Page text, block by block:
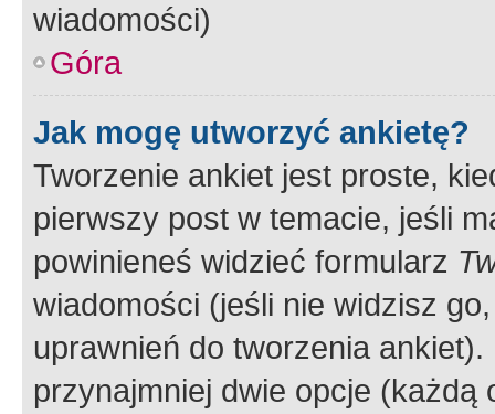
wiadomości)
Góra
Jak mogę utworzyć ankietę?
Tworzenie ankiet jest proste,
pierwszy post w temacie, jeśli
powinieneś widzieć formularz
wiadomości (jeśli nie widzisz
uprawnień do tworzenia
przynajmniej dwie opcje